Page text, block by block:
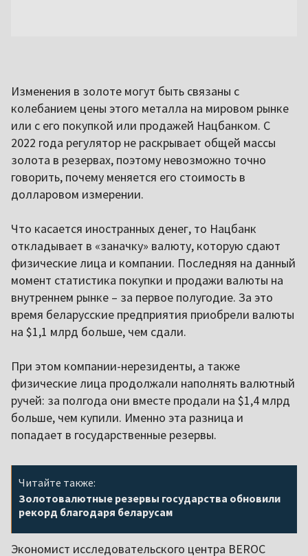
Изменения в золоте могут быть связаны с
колебанием цены этого металла на мировом рынке
или с его покупкой или продажей Нацбанком. С
2022 года регулятор не раскрывает общей массы
золота в резервах, поэтому невозможно точно
говорить, почему меняется его стоимость в
долларовом измерении.
Что касается иностранных денег, то Нацбанк
откладывает в «заначку» валюту, которую сдают
физические лица и компании. Последняя на данный
момент статистика покупки и продажи валюты на
внутреннем рынке – за первое полугодие. За это
время беларусские предприятия приобрели валюты
на $1,1 млрд больше, чем сдали.
При этом компании-нерезиденты, а также
физические лица продолжали наполнять валютный
ручей: за полгода они вместе продали на $1,4 млрд
больше, чем купили. Именно эта разница и
попадает в государственные резервы.
Читайте также:
Золотовалютные резервы государства обновили
рекорд благодаря беларусам
Экономист исследовательского центра BEROC